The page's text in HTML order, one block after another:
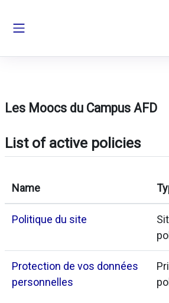
Les Moocs du Campus AFD
List of active policies
Name
Politique du site
Protection de vos données
personnelles